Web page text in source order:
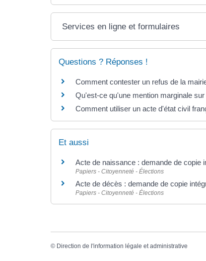
Services en ligne et formulaires
Questions ? Réponses !
Comment contester un refus de la
Qu'est-ce qu'une mention marginale
Comment utiliser un acte d'état civil
Et aussi
Acte de naissance : demande de copie
Papiers - Citoyenneté - Élections
Acte de décès : demande de copie
Papiers - Citoyenneté - Élections
© Direction de l'information légale et administrative